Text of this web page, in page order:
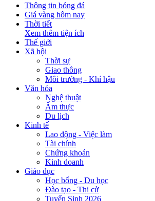
Thông tin bóng đá
Giá vàng hôm nay
Thời tiết
Xem thêm tiện ích
Thế giới
Xã hội
Thời sự
Giao thông
Môi trường - Khí hậu
Văn hóa
Nghệ thuật
Ẩm thực
Du lịch
Kinh tế
Lao động - Việc làm
Tài chính
Chứng khoán
Kinh doanh
Giáo dục
Học bổng - Du học
Đào tạo - Thi cử
Tuyển Sinh 2026